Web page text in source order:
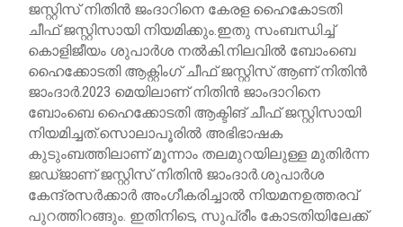
ജസ്റ്റിസ്‌ നിതിൻ ജംദാറിനെ കേരള ഹൈകോടതി
ചീഫ് ജസ്റ്റിസായി നിയമിക്കും.ഇതു സംബന്ധിച്ച്
കൊളിജീയം ശുപാർശ നൽകി.നിലവിൽ ബോംബെ
ഹൈക്കോടതി ആക്റ്റിംഗ് ചീഫ് ജസ്റ്റിസ്‌ ആണ് നിതിൻ
ജാംദാര്‍.2023 മെയിലാണ് നിതിൻ ജാംദാറിനെ
ബോംബെ ഹൈക്കോടതി ആക്ടിങ് ചീഫ് ജസ്റ്റിസായി
നിയമിച്ചത്.സൊലാപൂരില്‍ അഭിഭാഷക
കുടുംബത്തിലാണ് മൂന്നാം തലമുറയിലുള്ള മുതിര്‍ന്ന
ജഡ്ജാണ് ജസ്റ്റിസ് നിതിൻ ജാംദാർ.ശുപാർശ
കേന്ദ്രസർക്കാർ അംഗീകരിച്ചാൽ നിയമനഉത്തരവ്
പുറത്തിറങ്ങും. ഇതിനിടെ, സുപ്രീം കോടതിയിലേക്ക്